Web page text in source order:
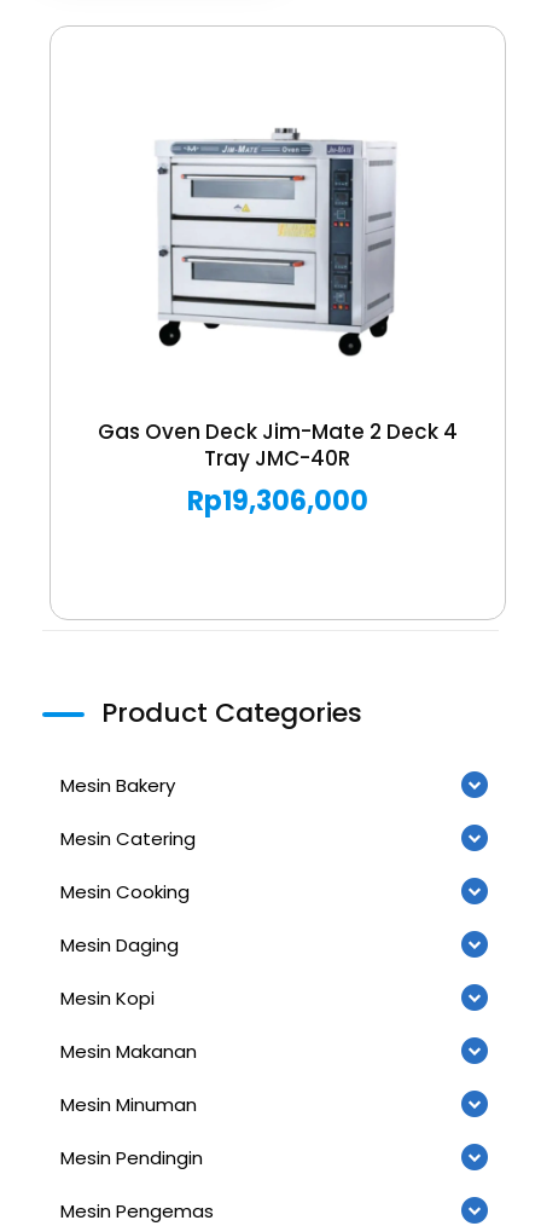
Gas Oven Deck Jim-Mate 2 Deck 4
Tray JMC-40R
Rp19,306,000
Product Categories
Mesin Bakery
Mesin Catering
Mesin Cooking
Mesin Daging
Mesin Kopi
Mesin Makanan
Mesin Minuman
Mesin Pendingin
Mesin Pengemas